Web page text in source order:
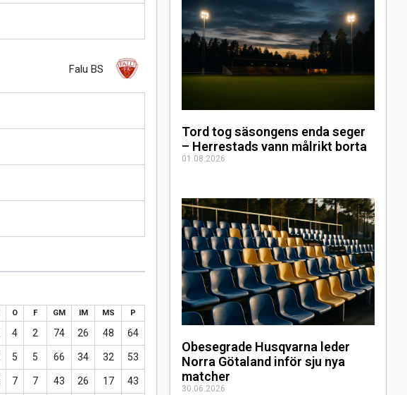
Tord tog säsongens enda seger
– Herrestads vann målrikt borta
01.08.2026
Obesegrade Husqvarna leder
Norra Götaland inför sju nya
matcher
30.06.2026
Falu BS
O F GM IM MS P
4 2 74 26 48 64
5 5 66 34 32 53
7 7 43 26 17 43